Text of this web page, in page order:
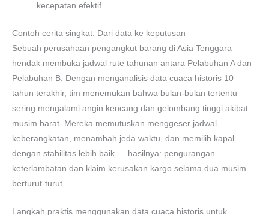
kecepatan efektif.
Contoh cerita singkat: Dari data ke keputusan
Sebuah perusahaan pengangkut barang di Asia Tenggara
hendak membuka jadwal rute tahunan antara Pelabuhan A dan
Pelabuhan B. Dengan menganalisis data cuaca historis 10
tahun terakhir, tim menemukan bahwa bulan-bulan tertentu
sering mengalami angin kencang dan gelombang tinggi akibat
musim barat. Mereka memutuskan menggeser jadwal
keberangkatan, menambah jeda waktu, dan memilih kapal
dengan stabilitas lebih baik — hasilnya: pengurangan
keterlambatan dan klaim kerusakan kargo selama dua musim
berturut-turut.
Langkah praktis menggunakan data cuaca historis untuk